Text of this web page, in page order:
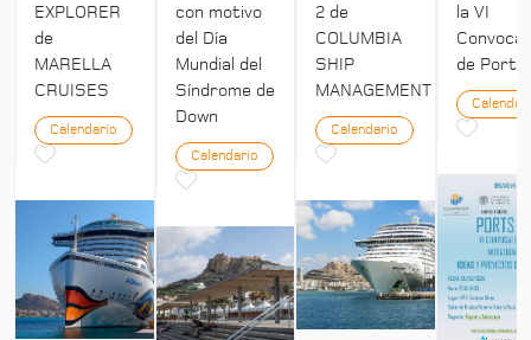
EXPLORER
de
MARELLA
CRUISES
Calendario
con motivo
del Día
Mundial del
Síndrome de
Down
Calendario
2 de
COLUMBIA
SHIP
MANAGEMENT
Calendario
la VI
de Ports